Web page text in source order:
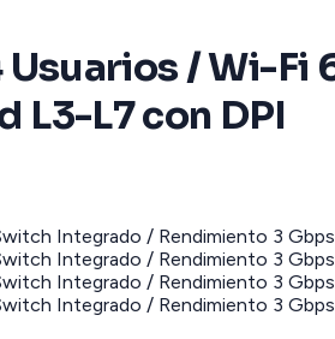
/ Wi-
L3-L7 con DPI